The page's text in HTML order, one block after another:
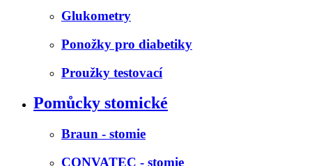
Glukometry
Ponožky pro diabetiky
Proužky testovací
Pomůcky stomické
Braun - stomie
CONVATEC - stomie